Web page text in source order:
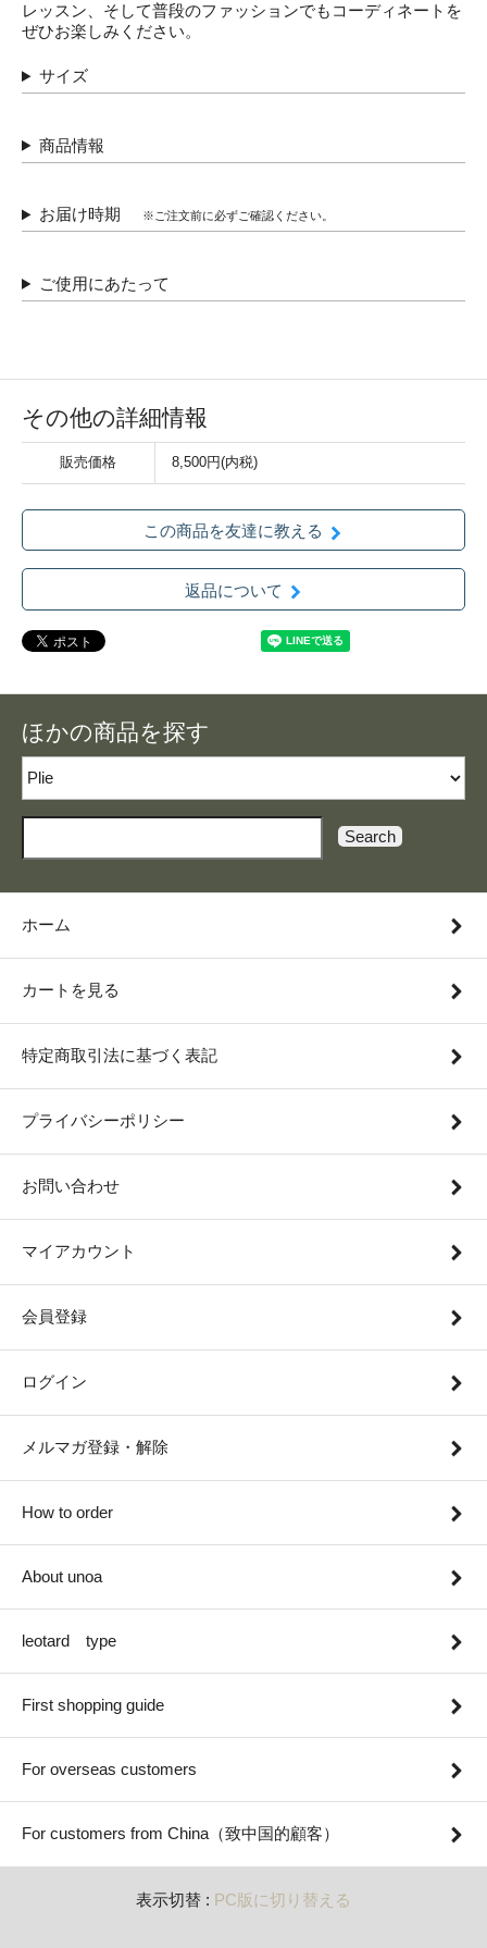
レッスン、そして普段のファッションでもコーディネートを
ぜひお楽しみください。
サイズ
商品情報
お届け時期 ※ご注文前に必ずご確認ください。
ご使用にあたって
その他の詳細情報
販売価格 8,500円(内税)
この商品を友達に教える
返品について
ほかの商品を探す
Search
ホーム
カートを見る
特定商取引法に基づく表記
プライバシーポリシー
お問い合わせ
マイアカウント
会員登録
ログイン
メルマガ登録・解除
How to order
About unoa
leotard type
First shopping guide
For overseas customers
For customers from China（致中国的顧客）
表示切替 : PC版に切り替える